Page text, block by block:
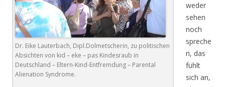
Dr. Eike Lauterbach, Dipl.Dolmetscherin, zu politischen
Absichten von kid – eke – pas Kindesraub in
Deutschland – Eltern-Kind-Entfremdung – Parental
Alienation Syndrome.
weder
sehen
noch
spreche
n, das
fühlt
sich an,